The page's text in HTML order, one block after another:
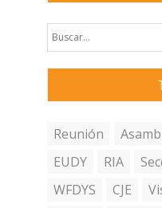
Reunión
EUDY
RIA
WFDYS
CJE